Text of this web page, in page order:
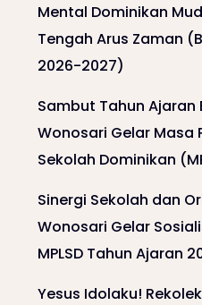
Mental Dominikan
Tengah Arus Zaman
2026-2027)
Sambut Tahun Ajaran
Wonosari Gelar Masa
Sekolah Dominikan
Sinergi Sekolah dan
Wonosari Gelar
MPLSD Tahun Ajaran
Yesus Idolaku!